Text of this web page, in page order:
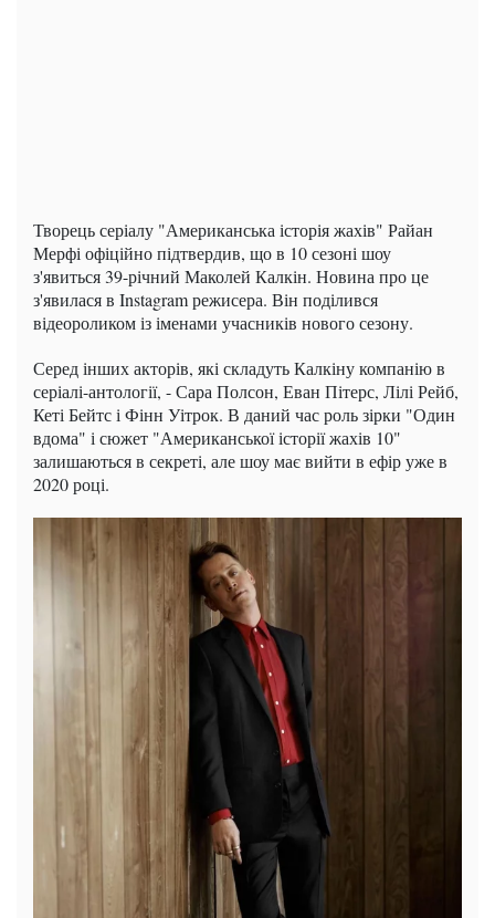
Творець серіалу "Американська історія жахів" Райан
Мерфі офіційно підтвердив, що в 10 сезоні шоу
з'явиться 39-річний Маколей Калкін. Новина про це
з'явилася в Instagram режисера. Він поділився
відеороликом із іменами учасників нового сезону.
Серед інших акторів, які складуть Калкіну компанію в
серіалі-антології, - Сара Полсон, Еван Пітерс, Лілі Рейб,
Кеті Бейтс і Фінн Уітрок. В даний час роль зірки "Один
вдома" і сюжет "Американської історії жахів 10"
залишаються в секреті, але шоу має вийти в ефір уже в
2020 році.